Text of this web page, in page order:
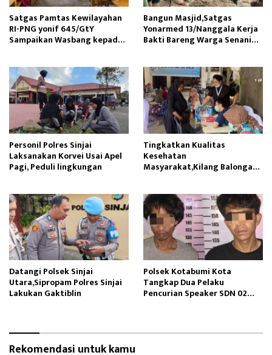
Satgas Pamtas Kewilayahan
RI-PNG yonif 645/GtY
Sampaikan Wasbang kepada
Bangun Masjid,Satgas
Yonarmed 13/Nanggala Kerja
Bakti Bareng Warga Senaning
Personil Polres Sinjai
Laksanakan Korvei Usai Apel
Pagi, Peduli lingkungan
Tingkatkan Kualitas
Kesehatan
Masyarakat,Kilang Balongan
Datangi Polsek Sinjai
Utara,Sipropam Polres Sinjai
Lakukan Gaktiblin
Polsek Kotabumi Kota
Tangkap Dua Pelaku
Pencurian Speaker SDN 02
Rekomendasi untuk kamu